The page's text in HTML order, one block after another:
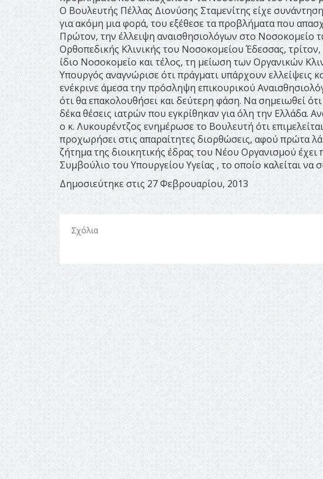
Ο Βουλευτής Πέλλας Διονύσης Σταμενίτης είχε
για ακόμη μια φορά, του εξέθεσε τα προβλήματα που
Πρώτον, την έλλειψη αναισθησιολόγων στο Νοσοκομείο
Ορθοπεδικής Κλινικής του Νοσοκομείου Έδεσσας,
ίδιο Νοσοκομείο και τέλος, τη μείωση των Οργανικών
Υπουργός αναγνώρισε ότι πράγματι υπάρχουν ελλείψεις
ενέκρινε άμεσα την πρόσληψη επικουρικού
ότι θα επακολουθήσει και δεύτερη φάση. Να σημειωθεί
δέκα θέσεις ιατρών που εγκρίθηκαν για όλη την
ο κ. Λυκουρέντζος ενημέρωσε το Βουλευτή ότι
προχωρήσει στις απαραίτητες διορθώσεις, αφού πρώτα
ζήτημα της διοικητικής έδρας του Νέου Οργανισμού
Συμβούλιο του Υπουργείου Υγείας , το οποίο καλείται
Δημοσιεύτηκε στις 27 Φεβρουαρίου, 2013
Σχόλια